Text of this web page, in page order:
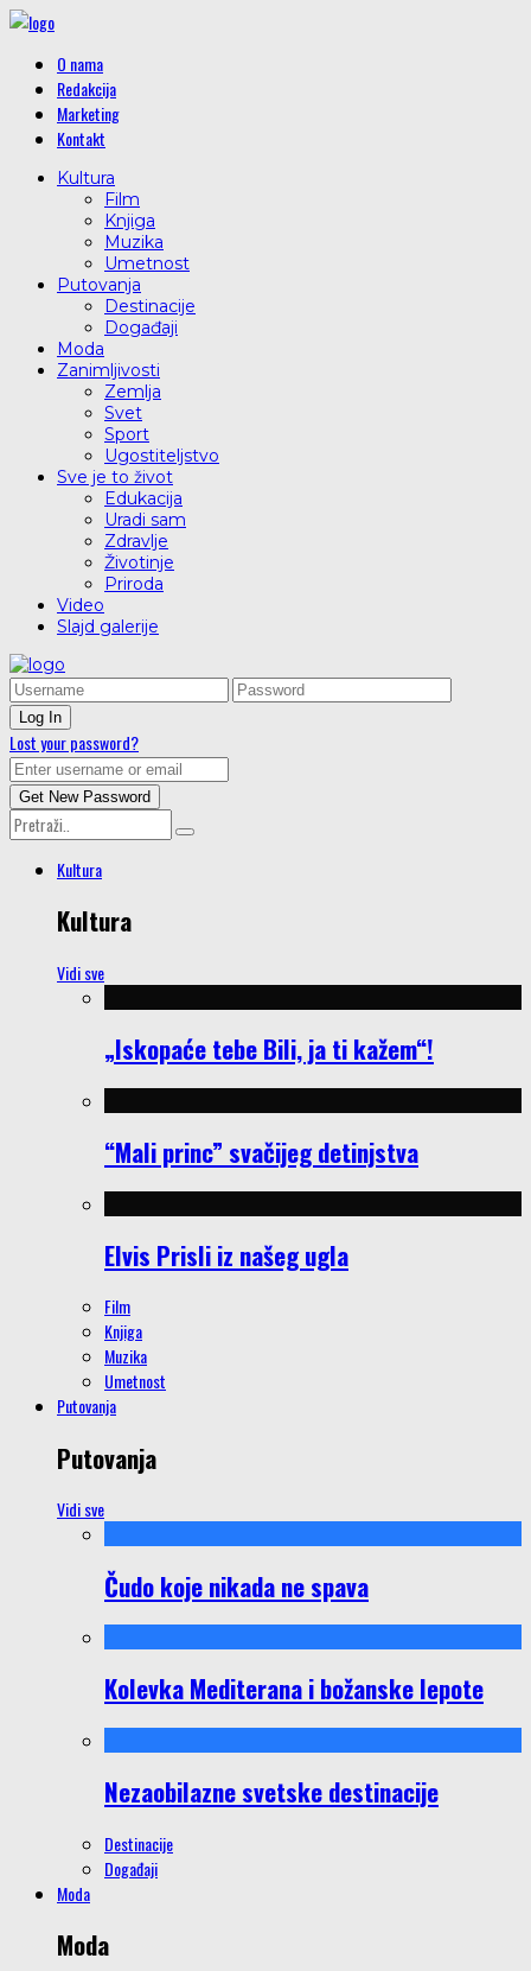
O nama
Redakcija
Marketing
Kontakt
Kultura
Film
Knjiga
Muzika
Umetnost
Putovanja
Destinacije
Događaji
Moda
Zanimljivosti
Zemlja
Svet
Sport
Ugostiteljstvo
Sve je to život
Edukacija
Uradi sam
Zdravlje
Životinje
Priroda
Video
Slajd galerije
Lost your password?
Kultura
Kultura
Vidi sve
„Iskopaće tebe Bili, ja ti kažem“!
“Mali princ” svačijeg detinjstva
Elvis Prisli iz našeg ugla
Film
Knjiga
Muzika
Umetnost
Putovanja
Putovanja
Vidi sve
Čudo koje nikada ne spava
Kolevka Mediterana i božanske lepote
Nezaobilazne svetske destinacije
Destinacije
Događaji
Moda
Moda